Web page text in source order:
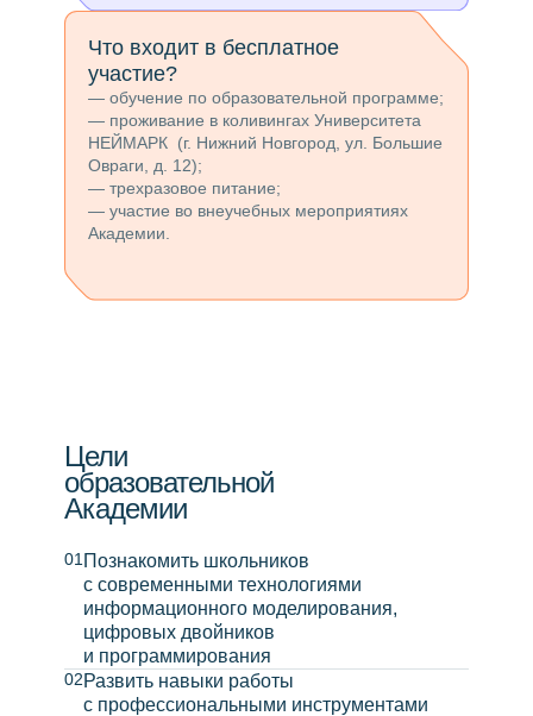
Что входит в бесплатное
участие?
— обучение по образовательной программе;
— проживание в коливингах Университета
НЕЙМАРК (г. Нижний Новгород, ул. Большие
Овраги, д. 12);
— трехразовое питание;
— участие во внеучебных мероприятиях
Академии.
01 Познакомить школьников
с современными технологиями
информационного моделирования,
цифровых двойников
и программирования
02Развить навыки работы
с профессиональными инструментами
Цели
образовательной
Академии